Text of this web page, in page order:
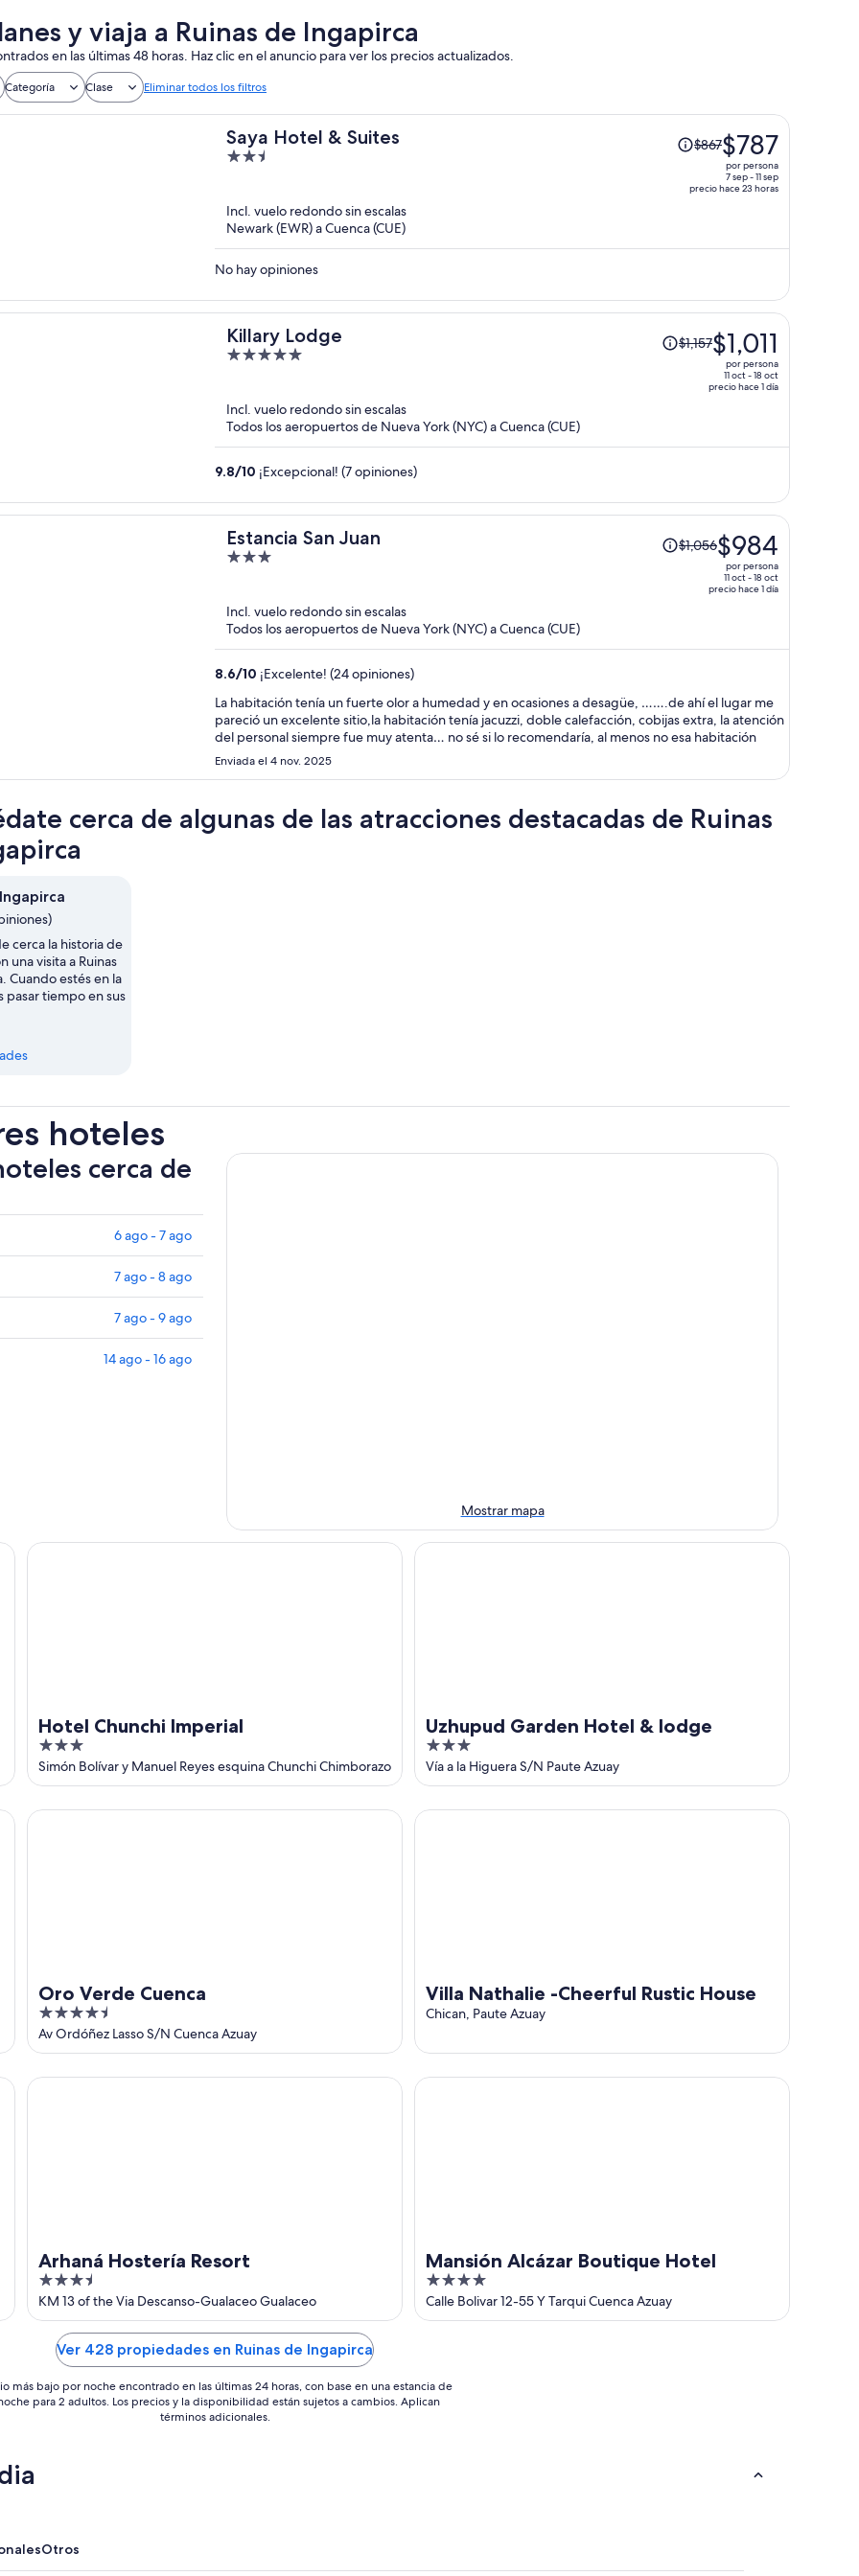
y viaja a Ruinas de Ingapirca
en las últimas 48 horas. Haz clic en el anuncio para ver los precios actualizados.
Categoría Clase Eliminar todos los filtros
Saya Hotel & Suites
2.5
5
El
precio
de
ahora
de
$787
por
persona
$867$787
por persona
7 sep - 11 sep
precio hace 23 horas
Incl. vuelo redondo sin escalas
Newark (EWR) a Cuenca (CUE)
No hay opiniones
Killary Lodge
5
5
El
precio
ahora
$1,011
por
persona
$1,157$1,011
por persona
11 oct - 18 oct
precio hace 1 día
Incl. vuelo redondo sin escalas
Todos los aeropuertos de Nueva York (NYC) a Cuenca (CUE)
9.8/10 ¡Excepcional! (7 opiniones)
Estancia San Juan
3
5
El
precio
ahora
de
$984
por
$1,056$984
por persona
11 oct - 18 oct
precio hace 1 día
Incl. vuelo redondo sin escalas
Todos los aeropuertos de Nueva York (NYC) a Cuenca (CUE)
8.6/10 ¡Excelente! (24 opiniones)
La habitación tenía un fuerte olor a humedad y en ocasiones a desagüe, …….de ahí el lugar me
pareció un excelente sitio,la habitación tenía jacuzzi, doble calefacción, cobijas extra, la atención
del personal siempre fue muy atenta… no sé si lo recomendaría, al menos no esa habitación
Enviada el 4 nov. 2025
cerca de algunas de las atracciones destacadas de Ruinas
cerca la historia de
una visita a Ruinas
Cuando estés en la
pasar tiempo en sus
hoteles
cerca de
6 ago - 7 ago
7 ago - 8 ago
7 ago - 9 ago
14 ago - 16 ago
Mostrar mapa
Hotel Chunchi Imperial
3
out
of
5
Simón Bolívar y Manuel Reyes esquina Chunchi Chimborazo
Hotel Chunchi Imperial
Uzhupud Garden Hotel & lodge
3
out
of
5
Vía a la Higuera S/N Paute Azuay
Uzhupud Garden Hotel & lodge
Oro Verde Cuenca
4.5
out
of
5
Av Ordóñez Lasso S/N Cuenca Azuay
Oro Verde Cuenca
Villa Nathalie -Cheerful Rustic House
Chican, Paute Azuay
Villa Nathalie -Cheerful Rustic House
Arhaná Hostería Resort
3.5
out
of
KM 13 of the Via Descanso-Gualaceo Gualaceo
Arhaná Hostería Resort
Mansión Alcázar Boutique Hotel
4
out
of
Calle Bolivar 12-55 Y Tarqui Cuenca Azuay
Mansión Alcázar Boutique Hotel
Ver 428 propiedades en Ruinas de Ingapirca
más bajo por noche encontrado en las últimas 24 horas, con base en una estancia de
para 2 adultos. Los precios y la disponibilidad están sujetos a cambios. Aplican
términos adicionales.
Otros